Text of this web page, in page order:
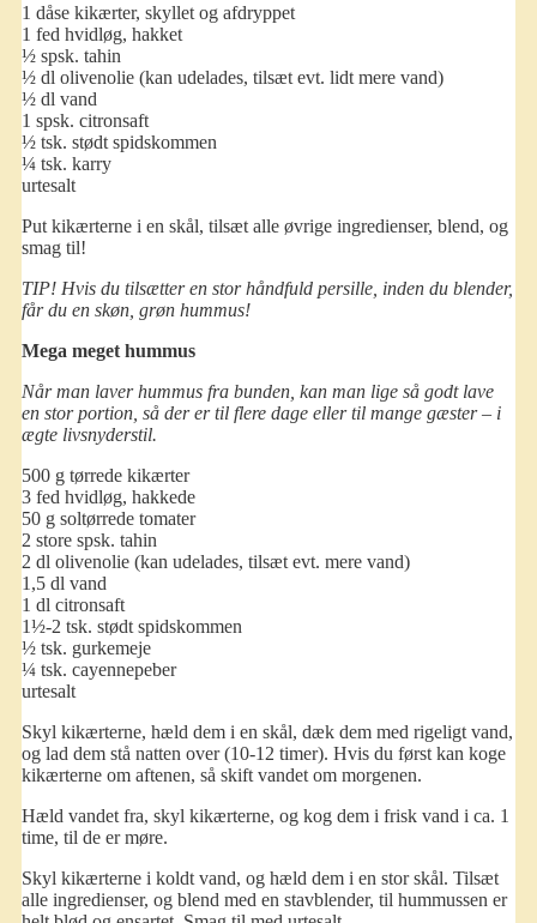
1 dåse kikærter, skyllet og afdryppet
1 fed hvidløg, hakket
½ spsk. tahin
½ dl olivenolie (kan udelades, tilsæt evt. lidt mere vand)
½ dl vand
1 spsk. citronsaft
½ tsk. stødt spidskommen
¼ tsk. karry
urtesalt
Put kikærterne i en skål, tilsæt alle øvrige ingredienser, blend, og
smag til!
TIP! Hvis du tilsætter en stor håndfuld persille, inden du blender,
får du en skøn, grøn hummus!
Mega meget hummus
Når man laver hummus fra bunden, kan man lige så godt lave
en stor portion, så der er til flere dage eller til mange gæster – i
ægte livsnyderstil.
500 g tørrede kikærter
3 fed hvidløg, hakkede
50 g soltørrede tomater
2 store spsk. tahin
2 dl olivenolie (kan udelades, tilsæt evt. mere vand)
1,5 dl vand
1 dl citronsaft
1½-2 tsk. stødt spidskommen
½ tsk. gurkemeje
¼ tsk. cayennepeber
urtesalt
Skyl kikærterne, hæld dem i en skål, dæk dem med rigeligt vand,
og lad dem stå natten over (10-12 timer). Hvis du først kan koge
kikærterne om aftenen, så skift vandet om morgenen.
Hæld vandet fra, skyl kikærterne, og kog dem i frisk vand i ca. 1
time, til de er møre.
Skyl kikærterne i koldt vand, og hæld dem i en stor skål. Tilsæt
alle ingredienser, og blend med en stavblender, til hummussen er